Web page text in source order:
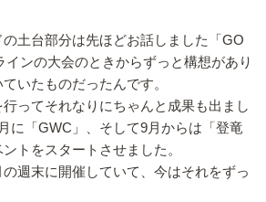
土台部分は先ほどお話しました「GO
インの大会のときからずっと構想があり
いたものだったんです。
ってそれなりにちゃんと成果も出まし
に「GWC」、そして9月からは「登竜
トをスタートさせました。
の週末に開催していて、今はそれをずっ